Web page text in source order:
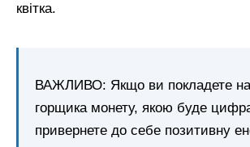
квітка.
ВАЖЛИВО: Якщо ви покладете
горщика монету, якою буде
привернете до себе позитивну